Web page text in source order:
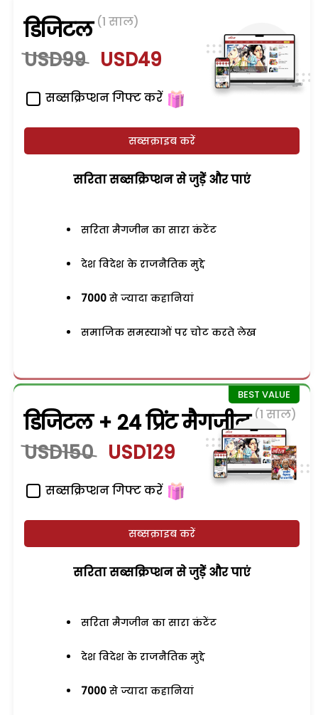
डिजिटल (1 साल)
USD99 USD49
सब्सक्रिप्शन गिफ्ट करें
सब्सक्राइब करें
सरिता सब्सक्रिप्शन से जुड़ेें और पाएं
सरिता मैगजीन का सारा कंटेंट
देश विदेश के राजनैतिक मुद्दे
7000 से ज्यादा कहानियां
समाजिक समस्याओं पर चोट करते लेख
डिजिटल + 24 प्रिंट मैगजीन (1 साल)
USD150 USD129
सब्सक्रिप्शन गिफ्ट करें
सब्सक्राइब करें
सरिता सब्सक्रिप्शन से जुड़ेें और पाएं
सरिता मैगजीन का सारा कंटेंट
देश विदेश के राजनैतिक मुद्दे
7000 से ज्यादा कहानियां